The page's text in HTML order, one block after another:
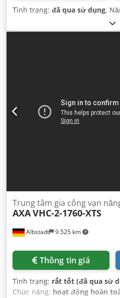
Tình trạng: đã qua sử dụng,
Albstadt 9.525 km
Trung tâm gia công vạn
AXAVHC-2-1760-XTS
Thông tin giá
Tình trạng: rất tốt (đã qua sử
Chức năng: hoạt động hoàn